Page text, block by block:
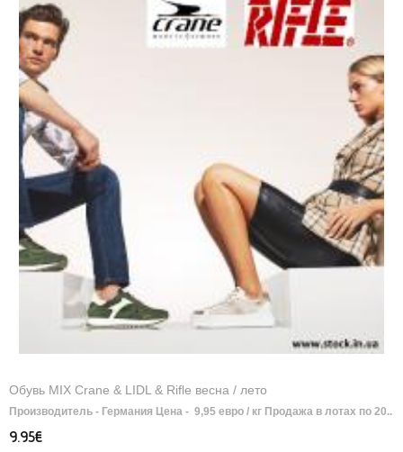
Обувь MIX Crane & LIDL & Rifle весна / лето
Производитель - Германия Цена - 9,95 евро / кг Продажа в лотах по 20..
9.95€